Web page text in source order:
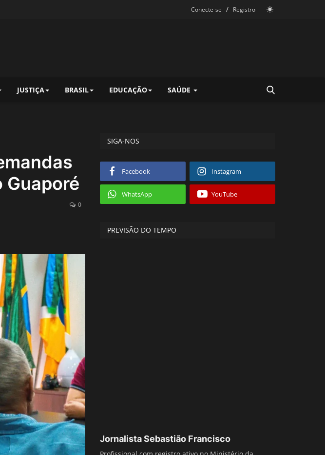
Conecte-se / Registro
JUSTIÇA BRASIL EDUCAÇÃO SAÚDE
Guaporé
0
SIGA-NOS
Facebook Instagram
WhatsApp YouTube
PREVISÃO DO TEMPO
Jornalista Sebastião Francisco